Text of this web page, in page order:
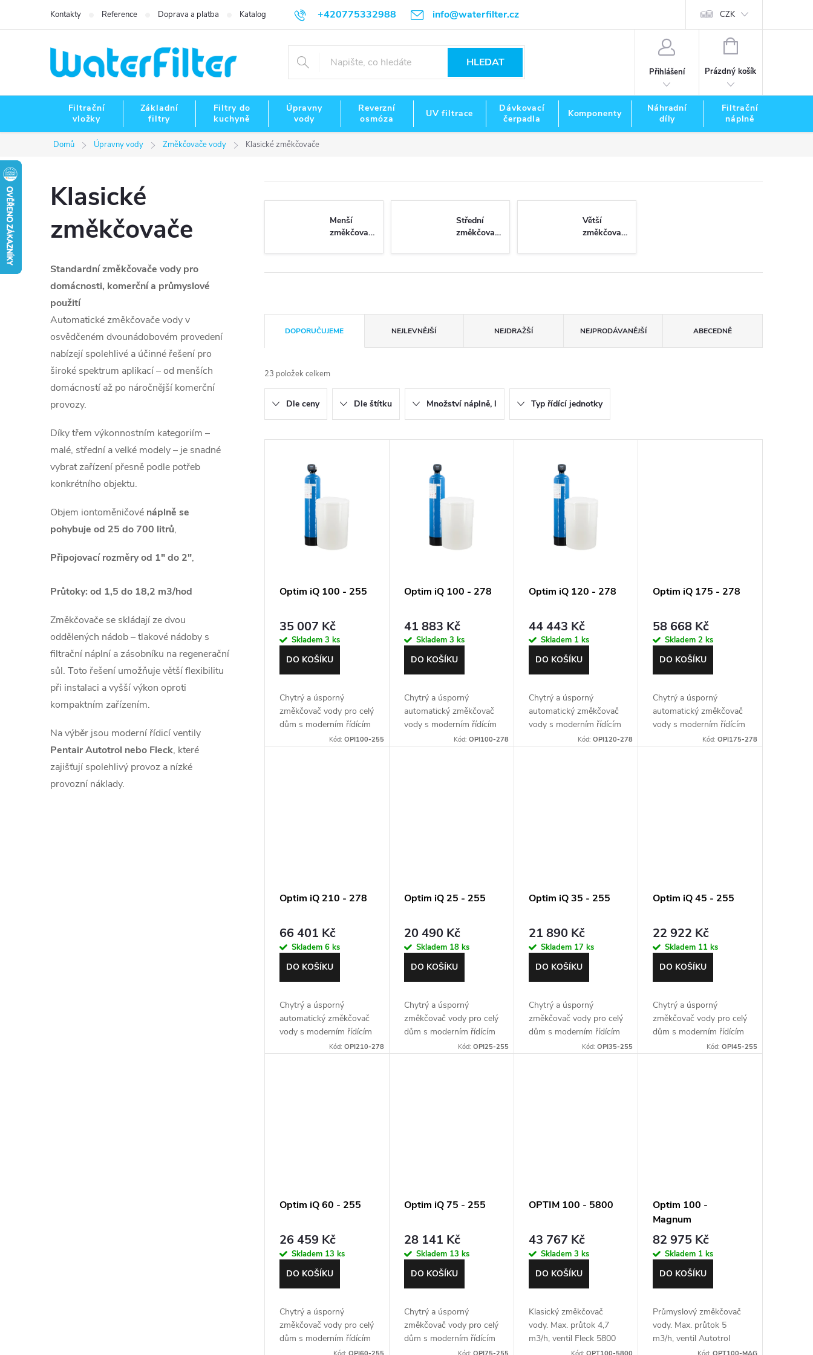
+420775332988 info@waterfilter.cz
Kontakty Reference Doprava a platba Katalog CZK
HLEDAT
Přihlášení
NÁKUPNÍ
Prázdný košík
Filtrační
vložky
Základní
filtry
Filtry do
kuchyně
Úpravny
vody
Reverzní
osmóza
UV filtrace
Dávkovací
čerpadla
Komponenty
Náhradní
díly
Filtrační
náplně
Domů Úpravny vody Změkčovače vody Klasické změkčovače
Klasické
změkčovače
Standardní změkčovače vody pro
domácnosti, komerční a průmyslové
použití
Automatické změkčovače vody v
osvědčeném dvounádobovém provedení
nabízejí spolehlivé a účinné řešení pro
široké spektrum aplikací – od menších
domácností až po náročnější komerční
provozy.
Díky třem výkonnostním kategoriím –
malé, střední a velké modely – je snadné
vybrat zařízení přesně podle potřeb
konkrétního objektu.
Objem iontoměničové náplně se
pohybuje od 25 do 700 litrů,
Připojovací rozměry od 1" do 2",
Průtoky: od 1,5 do 18,2 m3/hod
Změkčovače se skládají ze dvou
oddělených nádob – tlakové nádoby s
filtrační náplní a zásobníku na regenerační
sůl. Toto řešení umožňuje větší flexibilitu
při instalaci a vyšší výkon oproti
kompaktním zařízením.
Na výběr jsou moderní řídicí ventily
Pentair Autotrol nebo Fleck, které
zajišťují spolehlivý provoz a nízké
provozní náklady.
Menší
změkčovače
Střední
změkčovače
Větší
změkčovače
a
z
e
n
DOPORUČUJEME NEJLEVNĚJŠÍ NEJDRAŽŠÍ NEJPRODÁVANĚJŠÍ ABECEDNĚ
23 položek celkem
Dle ceny Dle štítku Množství náplně, l Typ řídící jednotky
k
Optim iQ 100 - 255
35 007 Kč
Skladem 3 ks
DO KOŠÍKU
Chytrý a úsporný
změkčovač vody pro celý
dům s moderním řídícím
ventilem Autotrol 255
Kód: OPI100-255
Optim iQ 100 - 278
41 883 Kč
Skladem 3 ks
DO KOŠÍKU
Chytrý a úsporný
automatický změkčovač
vody s moderním řídícím
ventilem Autotrol 278
Kód: OPI100-278
Optim iQ 120 - 278
44 443 Kč
Skladem 1 ks
DO KOŠÍKU
Chytrý a úsporný
automatický změkčovač
vody s moderním řídícím
ventilem Autotrol 278
Kód:OPI120-278
Optim iQ 175 - 278
58 668 Kč
Skladem2 ks
DO KOŠÍKU
Chytrý a úsporný
automatický změkčovač
vody s moderním řídícím
ventilem Autotrol 278
Kód: OPI175-278
Optim iQ 210 - 278
66 401 Kč
Skladem 6 ks
DO KOŠÍKU
Chytrý a úsporný
automatický změkčovač
vody s moderním řídícím
ventilem Autotrol 278
Kód: OPI210-278
Optim iQ 25 - 255
20 490 Kč
Skladem 18 ks
DO KOŠÍKU
Chytrý a úsporný
změkčovač vody pro celý
dům s moderním řídícím
ventilem Autotrol 255
Kód: OPI25-255
Optim iQ 35 - 255
21 890 Kč
Skladem 17 ks
DO KOŠÍKU
Chytrý a úsporný
změkčovač vody pro celý
dům s moderním řídícím
ventilem Autotrol 255
Kód:OPI35-255
Optim iQ 45 - 255
22 922 Kč
Skladem 11 ks
DO KOŠÍKU
Chytrý a úsporný
změkčovač vody pro celý
dům s moderním řídícím
ventilem Autotrol 255
Kód: OPI45-255
Optim iQ 60 - 255
26 459 Kč
Skladem 13 ks
DO KOŠÍKU
Chytrý a úsporný
změkčovač vody pro celý
dům s moderním řídícím
ventilem Autotrol 255
Optim iQ 75 - 255
28 141 Kč
Skladem 13 ks
DO KOŠÍKU
Chytrý a úsporný
změkčovač vody pro celý
dům s moderním řídícím
ventilem Autotrol 255
OPTIM 100 - 5800
43 767 Kč
Skladem 3 ks
DO KOŠÍKU
Klasický změkčovač
vody. Max. průtok 4,7
m3/h, ventil Fleck 5800
SXT s objemovou
Optim 100 -
Magnum
82 975 Kč
Skladem 1 ks
DO KOŠÍKU
Průmyslový změkčovač
vody. Max. průtok 5
m3/h, ventil Autotrol
Magnum s objemovou